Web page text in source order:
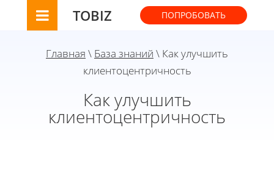
TOBIZ ПОПРОБОВАТЬ
Главная \ База знаний \ Как улучшить
клиентоцентричность
Как улучшить
клиентоцентричность